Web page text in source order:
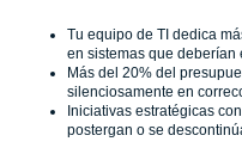
Tu equipo de TI dedica
en sistemas que deberían
Más del 20% del
silenciosamente en
Iniciativas estratégicas
postergan o se